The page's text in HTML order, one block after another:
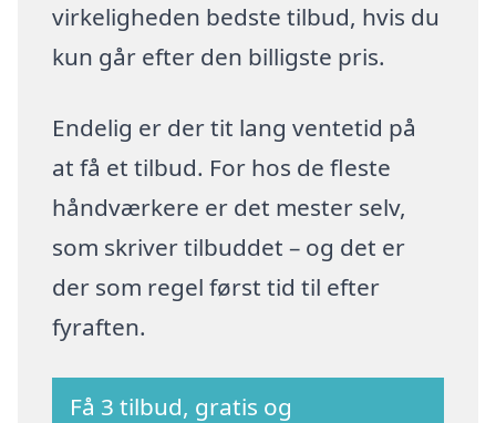
virkeligheden bedste tilbud, hvis du
kun går efter den billigste pris.
Endelig er der tit lang ventetid på
at få et tilbud. For hos de fleste
håndværkere er det mester selv,
som skriver tilbuddet – og det er
der som regel først tid til efter
fyraften.
Få 3 tilbud, gratis og